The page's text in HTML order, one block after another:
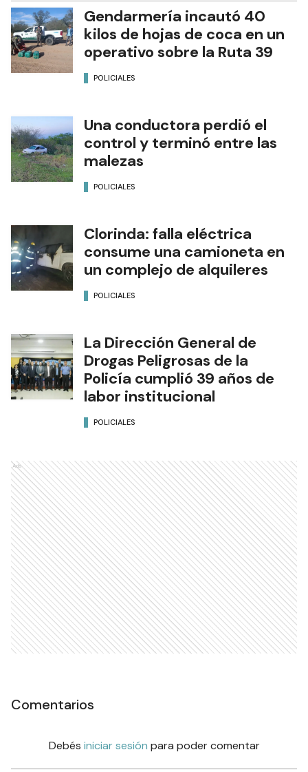
Gendarmería incautó 40
kilos de hojas de coca en un
operativo sobre la Ruta 39
POLICIALES
Una conductora perdió el
control y terminó entre las
malezas
POLICIALES
Clorinda: falla eléctrica
consume una camioneta en
un complejo de alquileres
POLICIALES
La Dirección General de
Drogas Peligrosas de la
Policía cumplió 39 años de
labor institucional
POLICIALES
Ads
Comentarios
Debés iniciar sesión para poder comentar